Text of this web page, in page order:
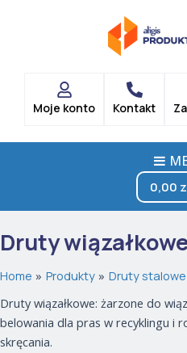
Moje konto Kontakt
0,00
Druty
Home Produkty Druty stalowe
Druty wiązałkowe: żarzone do
belowania dla pras w recyklingu i
skręcania.